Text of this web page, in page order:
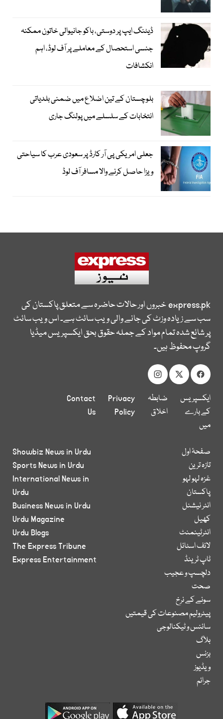
ڈیٹنگ ایپ پر دوستی، باکو جانیوالی خاتون ممکنہ
جنسی استحصال کے معاملے پر آف لوڈ، اہم
انکشافات
بلوچستان کے تین اضلاع میں ضمنی بلدیاتی
انتخابات کے سلسلے میں پولنگ جاری
جعلی امریکی پی آر کارڈ پر سعودی عرب کا سیاحتی
ویزا حاصل کرنے والا مسافر آف لوڈ
express.pkخبروں اور حالات حاضرہ سے متعلق پاکستان کی
سب سے زیادہ وزٹ کی جانے والی ویب سائٹ ہے۔ اس ویب سائٹ
پر شائع شدہ تمام مواد کے جملہ حقوق بحق ایکسپریس میڈیا
گروپ محفوظ ہیں۔
ایکسپریس
کے بارے
میں
ضابطہ
اخلاق
Privacy
Policy
Contact
Us
صفحۂ اول
تازہ ترین
غزہ لہو لہو
پاکستان
انٹر نیشنل
کھیل
انٹرٹینمنٹ
لائف اسٹائل
ٹاپ ٹرینڈ
دلچسپ و عجیب
صحت
سونے کے نرخ
پیٹرولیم مصنوعات کی قیمتیں
سائنس و ٹیکنالوجی
بلاگ
بزنس
ویڈیوز
جرائم
Showbiz News in Urdu
Sports News in Urdu
International News in
Urdu
Business News in Urdu
Urdu Magazine
Urdu Blogs
The Express Tribune
Express Entertainment